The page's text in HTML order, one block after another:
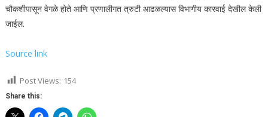
चौकशीपासून वेगळे होते आणि प्रणालीगत त्रुटी आढळल्यास विभागीय कारवाई देखील केली
जाईल.
Source link
Post Views: 154
Share this: